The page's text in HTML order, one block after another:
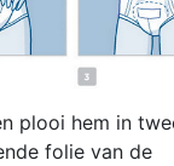
plooi hem in
folie van de